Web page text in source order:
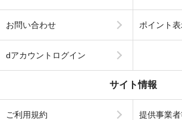
お問い合わせ ポイント
dアカウントログイン
サイト情報
ご利用規約 提供事業